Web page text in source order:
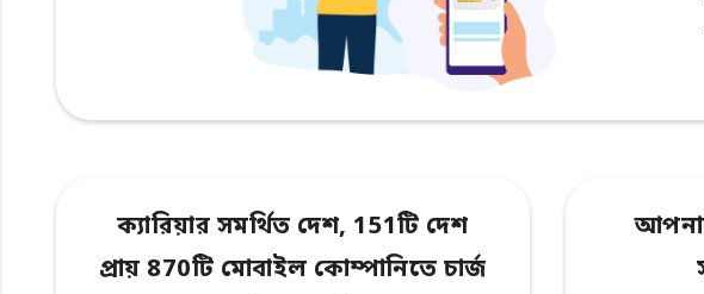
ক্যারিয়ার সমর্থিত দেশ, 151টি দেশ
প্রায় 870টি মোবাইল কোম্পানিতে চার্জ